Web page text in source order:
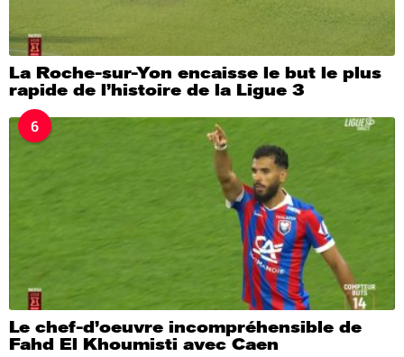
La Roche-sur-Yon encaisse le but le plus
rapide de l’histoire de la Ligue 3
6
Le chef-d’oeuvre incompréhensible de
Fahd El Khoumisti avec Caen